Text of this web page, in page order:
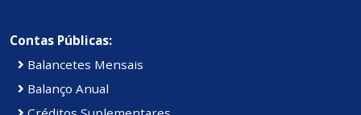
Contas Públicas:
Balancetes Mensais
Balanço Anual